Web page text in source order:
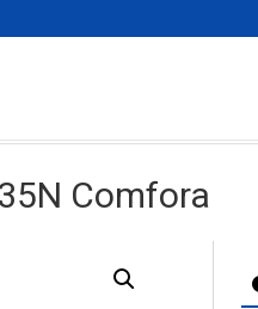
Comfora